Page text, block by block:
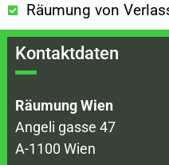
Räumung von
Kontaktdaten
Räumung Wien
Angeli gasse 47
A-1100 Wien